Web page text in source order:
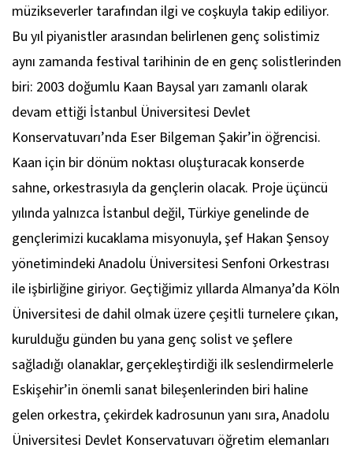
müzikseverler tarafından ilgi ve coşkuyla takip ediliyor.
Bu yıl piyanistler arasından belirlenen genç solistimiz
aynı zamanda festival tarihinin de en genç solistlerinden
biri: 2003 doğumlu Kaan Baysal yarı zamanlı olarak
devam ettiği İstanbul Üniversitesi Devlet
Konservatuvarı’nda Eser Bilgeman Şakir’in öğrencisi.
Kaan için bir dönüm noktası oluşturacak konserde
sahne, orkestrasıyla da gençlerin olacak. Proje üçüncü
yılında yalnızca İstanbul değil, Türkiye genelinde de
gençlerimizi kucaklama misyonuyla, şef Hakan Şensoy
yönetimindeki Anadolu Üniversitesi Senfoni Orkestrası
ile işbirliğine giriyor. Geçtiğimiz yıllarda Almanya’da Köln
Üniversitesi de dahil olmak üzere çeşitli turnelere çıkan,
kurulduğu günden bu yana genç solist ve şeflere
sağladığı olanaklar, gerçekleştirdiği ilk seslendirmelerle
Eskişehir’in önemli sanat bileşenlerinden biri haline
gelen orkestra, çekirdek kadrosunun yanı sıra, Anadolu
Üniversitesi Devlet Konservatuvarı öğretim elemanları